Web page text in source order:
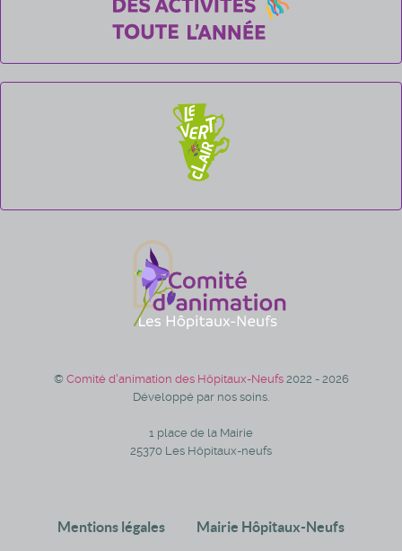
© Comité d'animation des Hôpitaux-Neufs 2022 - 2026
Développé par nos soins.
1 place de la Mairie
25370 Les Hôpitaux-neufs
Mentions légales Mairie Hôpitaux-Neufs